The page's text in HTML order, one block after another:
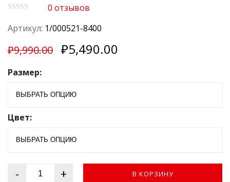
ц
е
к
а
и
0 отзывов
Артикул: 1/000521-8400
₽9,990.00 ₽5,490.00
Размер:
Цвет:
- + В КОРЗИНУ